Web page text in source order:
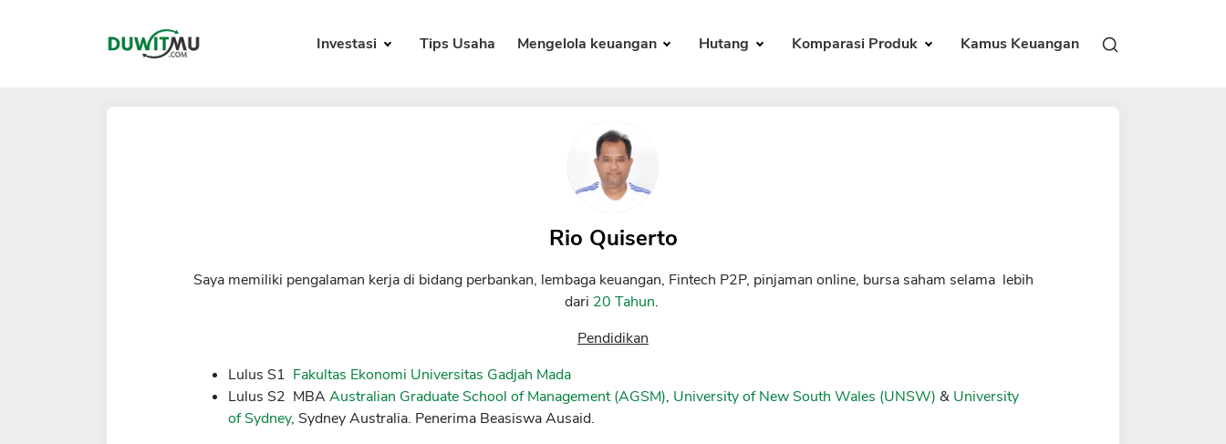
Investasi Tips Usaha Mengelola keuangan Hutang Komparasi Produk Kamus Keuangan
Rio Quiserto
Saya memiliki pengalaman kerja di bidang perbankan, lembaga keuangan, Fintech P2P, pinjaman online, bursa saham selama lebih
dari 20 Tahun.
Pendidikan
Lulus S1 Fakultas Ekonomi Universitas Gadjah Mada
Lulus S2 MBAAustralian Graduate School of Management (AGSM), University of New South Wales (UNSW) & University
of Sydney, Sydney Australia. Penerima Beasiswa Ausaid.